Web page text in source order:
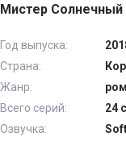
Мистер Солнечный
Год выпуска:
Страна:
Жанр:
Всего серий:
24
Озвучка: